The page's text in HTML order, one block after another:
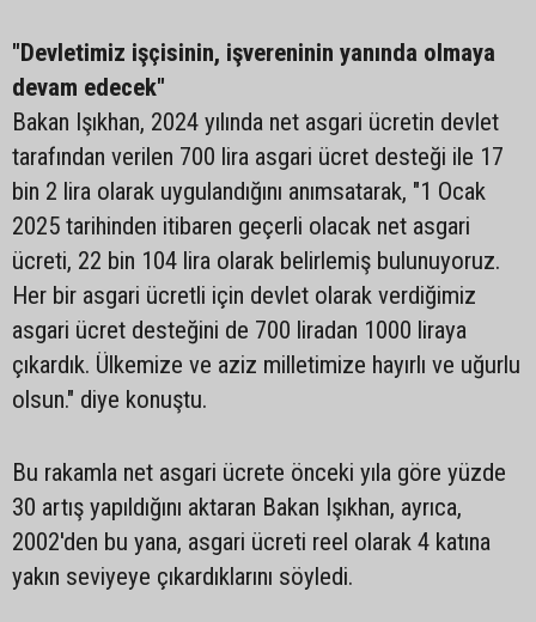
"Devletimiz işçisinin, işvereninin yanında olmaya
devam edecek"
Bakan Işıkhan, 2024 yılında net asgari ücretin devlet
tarafından verilen 700 lira asgari ücret desteği ile 17
bin 2 lira olarak uygulandığını anımsatarak, "1 Ocak
2025 tarihinden itibaren geçerli olacak net asgari
ücreti, 22 bin 104 lira olarak belirlemiş bulunuyoruz.
Her bir asgari ücretli için devlet olarak verdiğimiz
asgari ücret desteğini de 700 liradan 1000 liraya
çıkardık. Ülkemize ve aziz milletimize hayırlı ve uğurlu
olsun." diye konuştu.
Bu rakamla net asgari ücrete önceki yıla göre yüzde
30 artış yapıldığını aktaran Bakan Işıkhan, ayrıca,
2002'den bu yana, asgari ücreti reel olarak 4 katına
yakın seviyeye çıkardıklarını söyledi.